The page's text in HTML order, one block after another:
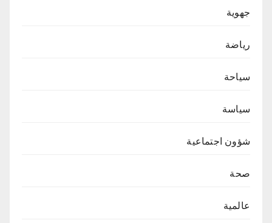
جهوية
رياضة
سياحة
سياسة
شؤون اجتماعية
صحة
عالمية